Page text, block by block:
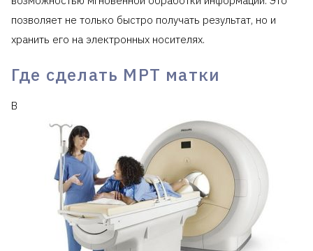
позволяет не только быстро получать результат, но и
хранить его на электронных носителях.
Где сделать МРТ матки
В